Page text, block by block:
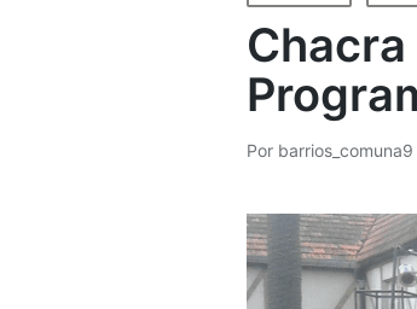
en
Publicado
Por barrios_comuna9